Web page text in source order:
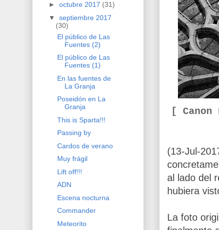
[ Canon
(13-Jul-
al lado del
hubiera
La foto
► octubre 2017 (31)
▼ septiembre 2017
(30)
El público de Las
Fuentes (2)
El público de Las
Fuentes (1)
En las fuentes de
La Granja
Poseidón en La
Granja
This is Sparta!!!
Passing by
Cardos de verano
Muy frágil
Lift off!!!
ADN
Escena nocturna
Commander
Meteorito